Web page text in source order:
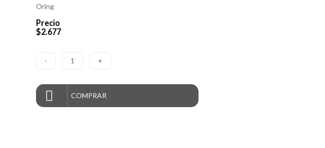
Oring
Precio
$2.677
- 1 +
COMPRAR